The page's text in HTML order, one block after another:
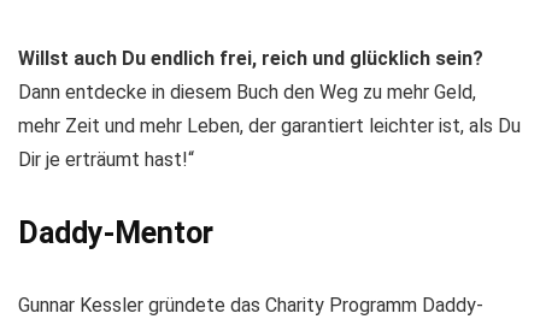
Willst auch Du endlich frei, reich und glücklich sein?
Dann entdecke in diesem Buch den Weg zu mehr Geld,
mehr Zeit und mehr Leben, der garantiert leichter ist, als Du
Dir je erträumt hast!“
Daddy-Mentor
Gunnar Kessler gründete das Charity Programm Daddy-